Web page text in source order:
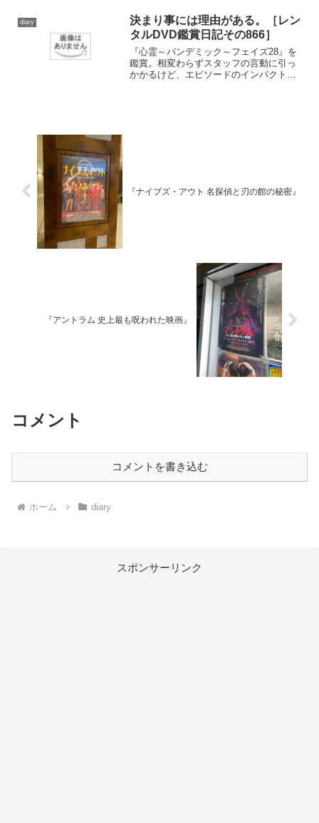
diary
決まり事には理由がある。［レン
タルDVD鑑賞日記その866］
『心霊～パンデミック～フェイズ28』を
鑑賞。相変わらずスタッフの言動に引っ
かかるけど、エピソードのインパクトは
『ナイブズ・アウト 名探偵と刃の館の秘密』
『アントラム 史上最も呪われた映画』
コメント
コメントを書き込む
ホーム diary
スポンサーリンク